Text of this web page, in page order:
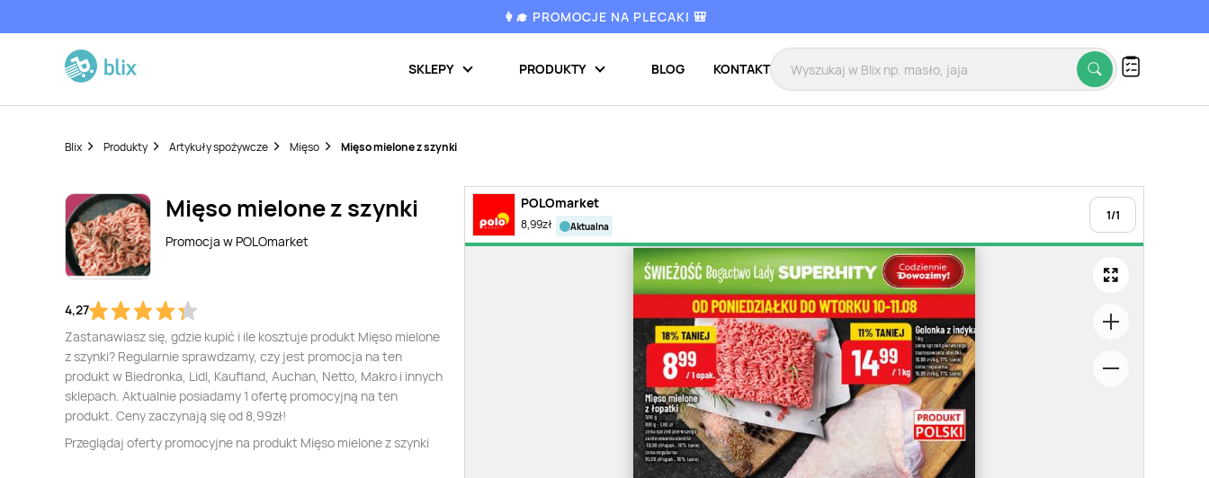
👩‍🎓 PROMOCJE NA PLECAKI 🎒
SKLEPY PRODUKTY BLOG KONTAKT
Blix Produkty Artykuły spożywcze Mięso Mięso mielone z szynki
Mięso mielone z szynki
Promocja w POLOmarket
4,27
Zastanawiasz się, gdzie kupić i ile kosztuje produkt Mięso mielone
z szynki? Regularnie sprawdzamy, czy jest promocja na ten
produkt w Biedronka, Lidl, Kaufland, Auchan, Netto, Makro i innych
sklepach. Aktualnie posiadamy 1 ofertę promocyjną na ten
produkt. Ceny zaczynają się od 8,99zł!
Przeglądaj oferty promocyjne na produkt Mięso mielone z szynki
POLOmarket
8,99zł aktualna
1/1